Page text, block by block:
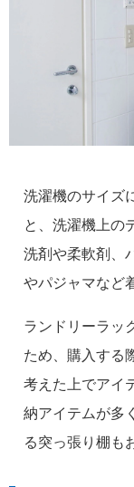
洗濯機のサイズ
と、洗濯機上の
洗剤や柔軟剤、
やパジャマなど
ランドリーラッ
ため、購入する
考えた上でアイ
納アイテムが多
る突っ張り棚も